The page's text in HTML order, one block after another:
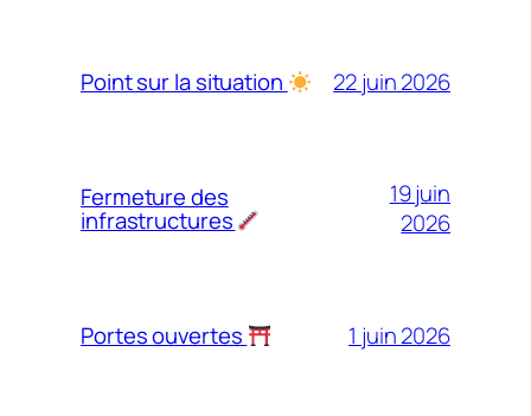
Point sur la situation 22 juin 2026
Fermeture des
infrastructures
19 juin
2026
Portes ouvertes 1 juin 2026